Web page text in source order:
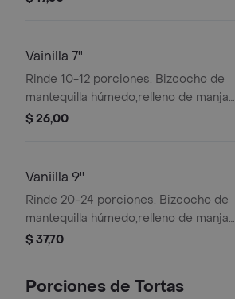
Vainilla 7''
Rinde 10-12 porciones. Bizcocho de
mantequilla húmedo,relleno de manjar,
cubierto con buttercream y decorado
$ 26,00
Vaniilla 9''
Rinde 20-24 porciones. Bizcocho de
mantequilla húmedo,relleno de manjar,
cubierto con buttercream y decorado
$ 37,70
Porciones de Tortas